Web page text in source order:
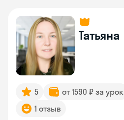
Татьяна
5 от 1590 ₽ за урок
1 отзыв